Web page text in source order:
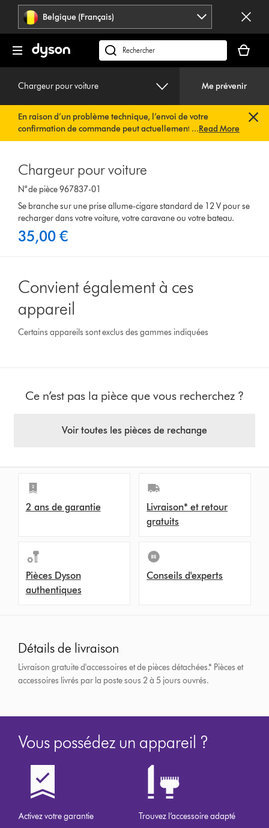
Sauter
pages
Belgique (Français)
Rechercher
des
panier
est
Chargeur pour voiture Me prévenir
En raison d’un problème technique, l’envoi de votre
confirmation de commande peut actuellement être
retardé. Nous travaillons déjà à une solution rapide.Vous
commande vous sera envoyée automatiquement dans les
plus brefs délais.
...Read More
Chargeur pour voiture
N° de pièce 967837-01
Se branche sur une prise allume-cigare standard de 12 V pour se
recharger dans votre voiture, votre caravane ou votre bateau.
35,00 €
Convient également à ces
appareil
Certains appareils sont exclus des gammes indiquées
Ce n’est pas la pièce que vous recherchez ?
Voir toutes les pièces de rechange
2 ans de garantie
Livraison* et retour
gratuits
Pièces Dyson
authentiques
Conseils d'experts
Détails de livraison
Livraison gratuite d'accessoires et de pièces détachées.* Pièces et
accessoires livrés par la poste sous 2 à 5 jours ouvrés.
Vous possédez un appareil ?
Activez votre garantie Trouvez l’accessoire adapté